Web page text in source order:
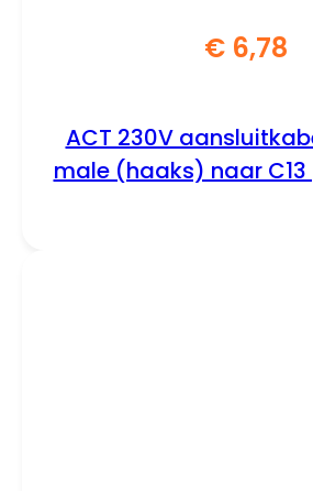
€ 6,78
ACT 230V
male (haaks) naar C13